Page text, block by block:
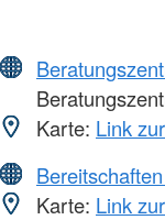
Karte: Link
Karte: Link